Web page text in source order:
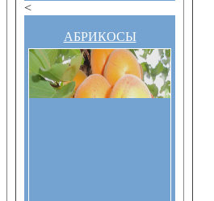
<
АБРИКОСЫ